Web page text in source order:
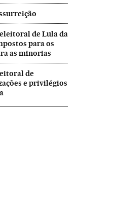
de Lula da
para os
as minorias
de
e privilégios